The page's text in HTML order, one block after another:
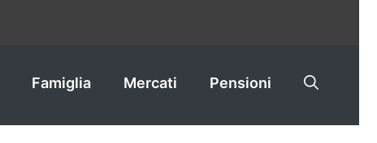
Famiglia Mercati Pensioni